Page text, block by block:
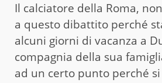
Il calciatore della Roma,
a questo dibattito perché
alcuni giorni di vacanza a
compagnia della sua
ad un certo punto perché